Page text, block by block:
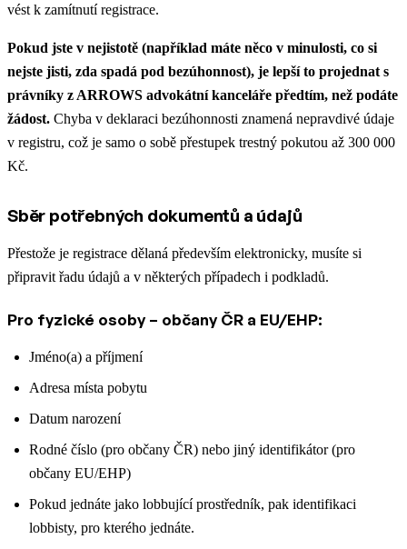
vést k zamítnutí registrace.
Pokud jste v nejistotě (například máte něco v minulosti, co si
nejste jisti, zda spadá pod bezúhonnost), je lepší to projednat s
právníky z ARROWS advokátní kanceláře předtím, než podáte
žádost. Chyba v deklaraci bezúhonnosti znamená nepravdivé údaje
v registru, což je samo o sobě přestupek trestný pokutou až 300 000
Kč.
Sběr potřebných dokumentů a údajů
Přestože je registrace dělaná především elektronicky, musíte si
připravit řadu údajů a v některých případech i podkladů.
Pro fyzické osoby – občany ČR a EU/EHP:
Jméno(a) a příjmení
Adresa místa pobytu
Datum narození
Rodné číslo (pro občany ČR) nebo jiný identifikátor (pro
občany EU/EHP)
Pokud jednáte jako lobbující prostředník, pak identifikaci
lobbisty, pro kterého jednáte.